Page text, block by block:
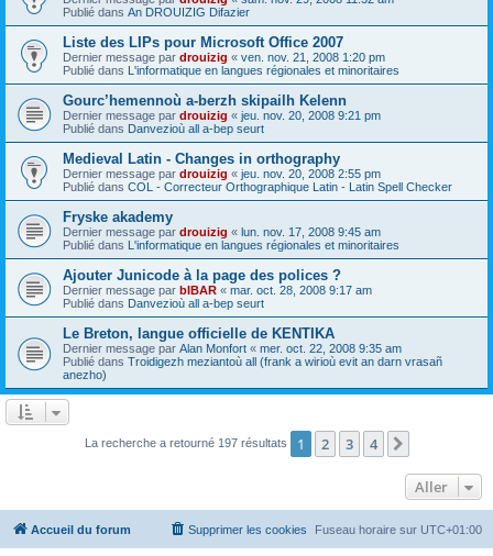
Publié dans An DROUIZIG Difazier
Liste des LIPs pour Microsoft Office 2007
Dernier message par drouizig « ven. nov. 21, 2008 1:20 pm
Publié dans L'informatique en langues régionales et minoritaires
Gourc’hemennoù a-berzh skipailh Kelenn
Dernier message par drouizig « jeu. nov. 20, 2008 9:21 pm
Publié dans Danvezioù all a-bep seurt
Medieval Latin - Changes in orthography
Dernier message par drouizig « jeu. nov. 20, 2008 2:55 pm
Publié dans COL - Correcteur Orthographique Latin - Latin Spell Checker
Fryske akademy
Dernier message par drouizig « lun. nov. 17, 2008 9:45 am
Publié dans L'informatique en langues régionales et minoritaires
Ajouter Junicode à la page des polices ?
Dernier message par bIBAR « mar. oct. 28, 2008 9:17 am
Publié dans Danvezioù all a-bep seurt
Le Breton, langue officielle de KENTIKA
Dernier message par Alan Monfort « mer. oct. 22, 2008 9:35 am
Publié dans Troidigezh meziantoù all (frank a wirioù evit an darn vrasañ
anezho)
La recherche a retourné 197 résultats 1 2 3 4
Aller
Accueil du forum Fuseau horaire sur UTC+01:00
Supprimer les cookies